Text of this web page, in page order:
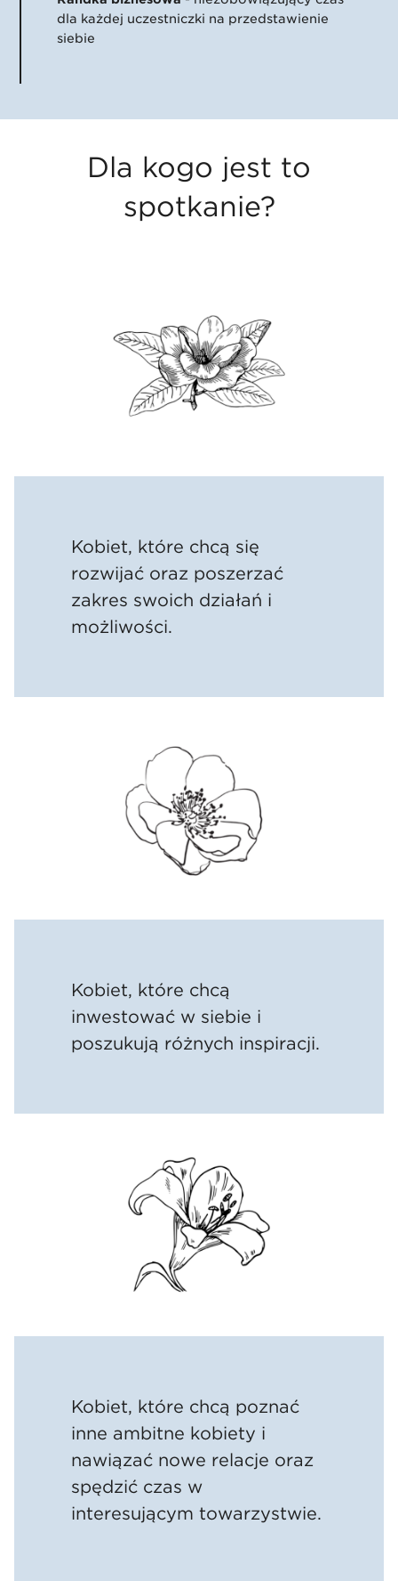
dla każdej uczestniczki na przedstawienie
siebie
Dla kogo jest to
spotkanie?
Kobiet, które chcą się
rozwijać oraz poszerzać
zakres swoich działań i
możliwości.
Kobiet, które chcą
inwestować w siebie i
poszukują różnych inspiracji.
Kobiet, które chcą poznać
inne ambitne kobiety i
nawiązać nowe relacje oraz
spędzić czas w
interesującym towarzystwie.